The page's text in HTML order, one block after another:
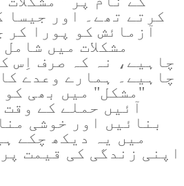
کرتے تھے۔ اور جیسا
آزمائش کو پورا کر
مشکلات میں
چاہیے، نہ کہ صرف اِس
چاہیے۔ ہمارے وعدے
"مشکل" میں بھی
آئیں حملے کے
بنائیں اور خوشی
میں یہ دیکھ چکے
اپنی زندگی کی قیمت